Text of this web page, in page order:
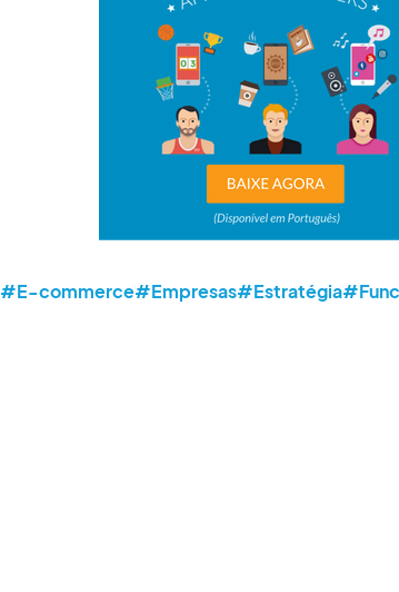
#E-commerce#Empresas#Estratégia